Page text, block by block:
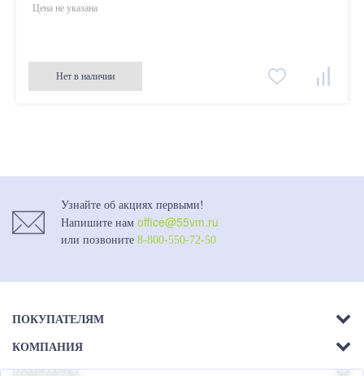
Цена не указана
Нет в наличии
Узнайте об акциях первыми!
Напишите нам office@55vm.ru
или позвоните 8-800-550-72-50
ПОКУПАТЕЛЯМ
Акции
КОМПАНИЯ